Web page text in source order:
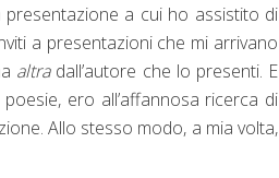
presentazione a cui ho assistito di
a presentazioni che mi arrivano
altra dall’autore che lo presenti. E
ero all’affannosa ricerca di
Allo stesso modo, a mia volta,